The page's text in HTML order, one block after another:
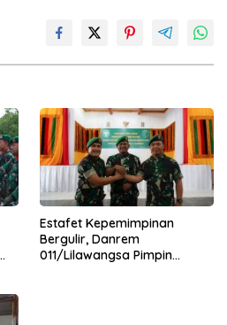
Estafet Kepemimpinan
Bergulir, Danrem
011/Lilawangsa Pimpin